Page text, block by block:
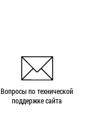
Вопросы по технической
поддержке сайта